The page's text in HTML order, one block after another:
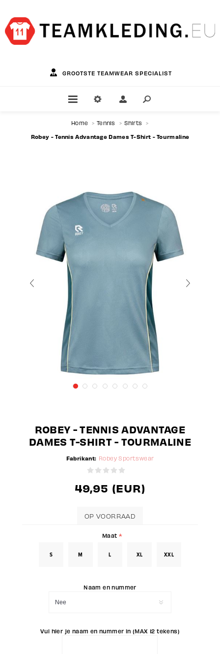
GROOTSTE TEAMWEAR SPECIALIST
Home > Tennis > Shirts >
Robey - Tennis Advantage Dames T-Shirt - Tourmaline
ROBEY - TENNIS ADVANTAGE
DAMES T-SHIRT - TOURMALINE
Fabrikant: Robey Sportswear
49,95 (EUR)
OP VOORRAAD
Maat *
S M L XL XXL
Naam en nummer
Vul hier je naam en nummer in (MAX 12 tekens)